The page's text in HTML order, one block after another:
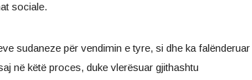
sociale.
sudaneze për vendimin e tyre, si dhe ka falënderuar
në këtë proces, duke vlerësuar gjithashtu